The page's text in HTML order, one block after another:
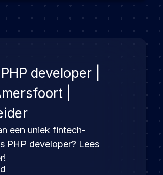
developer |
|
een uniek fintech-
PHP developer? Lees